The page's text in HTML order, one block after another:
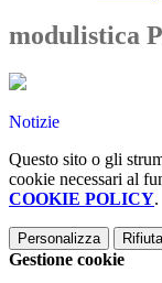
modulistica
Notizie
Questo sito o gli
cookie necessari al
COOKIE POLICY.
Personalizza
Gestione cookie